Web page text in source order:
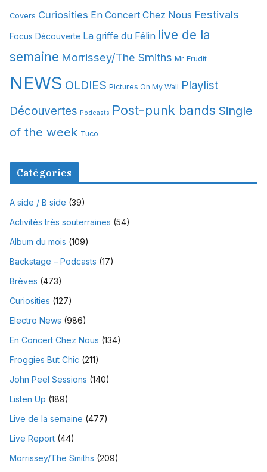
e
Covers Curiosities En Concert Chez Nous Festivals
Focus Découverte La griffe du Félin live de la
semaine Morrissey/The Smiths Mr Erudit
NEWS OLDIES Pictures On My Wall Playlist
Découvertes Podcasts Post-punk bands Single
of the week Tuco
Catégories
A side / B side (39)
Activités très souterraines (54)
Album du mois (109)
Backstage – Podcasts (17)
Brèves (473)
Curiosities (127)
Electro News (986)
En Concert Chez Nous (134)
Froggies But Chic (211)
John Peel Sessions (140)
Listen Up (189)
Live de la semaine (477)
Live Report (44)
Morrissey/The Smiths (209)